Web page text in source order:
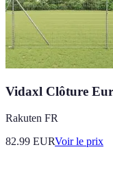
Vidaxl Clôture
Rakuten FR
82.99 EURVoir le prix